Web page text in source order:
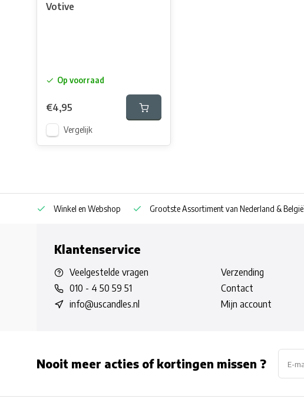
Votive
Op voorraad
€4,95
Vergelijk
Winkel en Webshop Grootste Assortiment van Nederland & België
Klantenservice
Veelgestelde vragen
010 - 4 50 59 51
info@uscandles.nl
Verzending
Contact
Mijn account
Nooit meer acties of kortingen missen ?